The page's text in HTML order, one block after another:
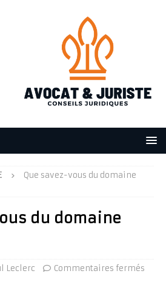
Que savez-vous du domaine
du domaine
Leclerc Commentaires fermés